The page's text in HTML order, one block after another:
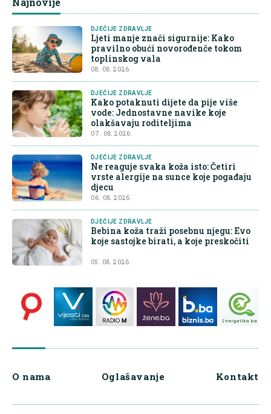
DJEČIJE ZDRAVLJE
Ljeti manje znači sigurnije: Kako
pravilno obući novorođenče tokom
toplinskog vala
08. 08. 2026.
DJEČIJE ZDRAVLJE
Kako potaknuti dijete da pije više
vode: Jednostavne navike koje
olakšavaju roditeljima
07. 08. 2026.
DJEČIJE ZDRAVLJE
Ne reaguje svaka koža isto: Četiri
vrste alergije na sunce koje pogađaju
djecu
06. 08. 2026.
DJEČIJE ZDRAVLJE
Bebina koža traži posebnu njegu: Evo
koje sastojke birati, a koje preskočiti
05. 08. 2026.
O nama Oglašavanje Kontakt